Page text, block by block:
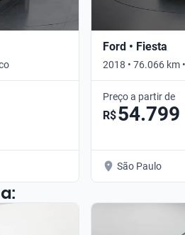
Ford • Fiesta
2018 • 76.066 km
Preço a partir de
R$54.799
São Paulo